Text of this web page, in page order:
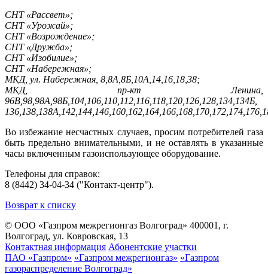
СНТ «Рассвет»;
СНТ «Урожай»;
СНТ «Возрождение»;
СНТ «Дружба»;
СНТ «Изобилие»;
СНТ «Набережная»;
МКД, ул. Набережная, 8,8А,8Б,10А,14,16,18,38;
МКД, пр-кт Ленина,
96В,98,98А,98Б,104,106,110,112,116,118,120,126,128,134,134Б,
Во избежание несчастных случаев, просим потребителей газа
быть предельно внимательными, и не оставлять в указанные
часы включенным газоиспользующее оборудование.
Телефоны для справок:
8 (8442) 34-04-34 ("Контакт-центр").
Возврат к списку
© ООО «Газпром межрегионгаз Волгоград» 400001, г.
Волгоград, ул. Ковровская, 13
Контактная информация Абонентские участки
ПАО «Газпром» «Газпром межрегионгаз» «Газпром
газораспределение Волгоград»